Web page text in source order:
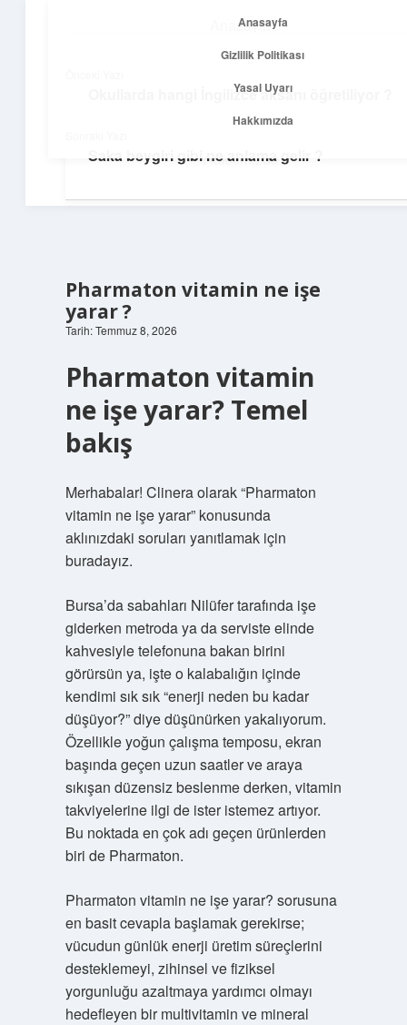
Anasayfa
Yasal Uyarı
Hakkımızda
Temiz Fikir Pınarı
Pharmaton vitamin ne işe
yarar ?
Tarih: Temmuz 8, 2026
Pharmaton vitamin
ne işe yarar? Temel
bakış
Merhabalar! Clinera olarak “Pharmaton
vitamin ne işe yarar” konusunda
aklınızdaki soruları yanıtlamak için
buradayız.
Bursa’da sabahları Nilüfer tarafında işe
giderken metroda ya da serviste elinde
kahvesiyle telefonuna bakan birini
görürsün ya, işte o kalabalığın içinde
kendimi sık sık “enerji neden bu kadar
düşüyor?” diye düşünürken yakalıyorum.
Özellikle yoğun çalışma temposu, ekran
başında geçen uzun saatler ve araya
sıkışan düzensiz beslenme derken, vitamin
takviyelerine ilgi de ister istemez artıyor.
Bu noktada en çok adı geçen ürünlerden
biri de Pharmaton.
Pharmaton vitamin ne işe yarar? sorusuna
en basit cevapla başlamak gerekirse;
vücudun günlük enerji üretim süreçlerini
desteklemeyi, zihinsel ve fiziksel
yorgunluğu azaltmaya yardımcı olmayı
hedefleyen bir multivitamin ve mineral
Okullarda hangi İngilizce aksanı öğretiliyor ?
Saka beygiri gibi ne anlama gelir ?
Anasayfa
Gizlilik Politikası
Yasal Uyarı
Hakkımızda